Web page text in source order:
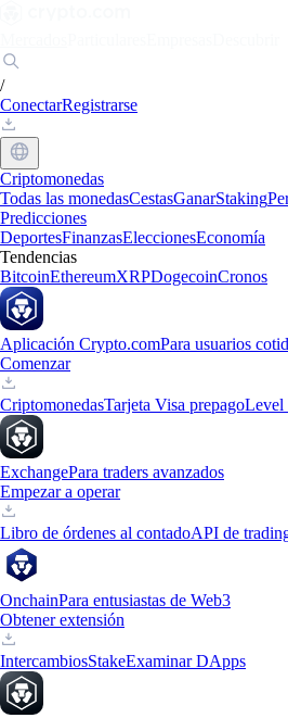
/
ConectarRegistrarse
Criptomonedas
Todas las monedasCestasGanarStaking
Predicciones
DeportesFinanzasEleccionesEconomía
Tendencias
BitcoinEthereumXRPDogecoinCronos
Aplicación Crypto.comPara usuarios
Comenzar
CriptomonedasTarjeta Visa prepagoLevel
ExchangePara traders avanzados
Empezar a operar
Libro de órdenes al contadoAPI de
OnchainPara entusiastas de Web3
Obtener extensión
IntercambiosStakeExaminar DApps